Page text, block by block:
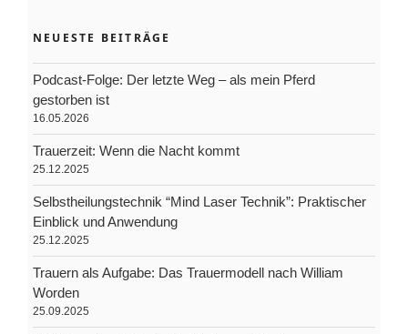
NEUESTE BEITRÄGE
Podcast-Folge: Der letzte Weg – als mein Pferd
gestorben ist
16.05.2026
Trauerzeit: Wenn die Nacht kommt
25.12.2025
Selbstheilungstechnik “Mind Laser Technik”: Praktischer
Einblick und Anwendung
25.12.2025
Trauern als Aufgabe: Das Trauermodell nach William
Worden
25.09.2025